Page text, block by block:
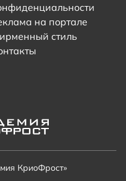
на портале
стиль
КриоФрост»